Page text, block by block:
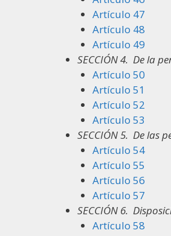
Artículo 47
Artículo 48
Artículo 49
SECCIÓN 4. De la
Artículo 50
Artículo 51
Artículo 52
Artículo 53
SECCIÓN 5. De las
Artículo 54
Artículo 55
Artículo 56
Artículo 57
SECCIÓN 6.
Artículo 58